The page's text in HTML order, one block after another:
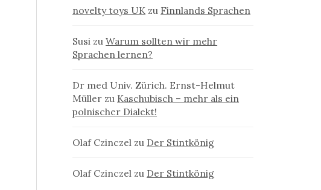
novelty toys UK zu Finnlands Sprachen
Susi zuWarum sollten wir mehr
Sprachen lernen?
Dr med Univ. Zürich. Ernst-Helmut
Müller zu Kaschubisch – mehr als ein
polnischer Dialekt!
Olaf Czinczel zu Der Stintkönig
Olaf Czinczel zu Der Stintkönig